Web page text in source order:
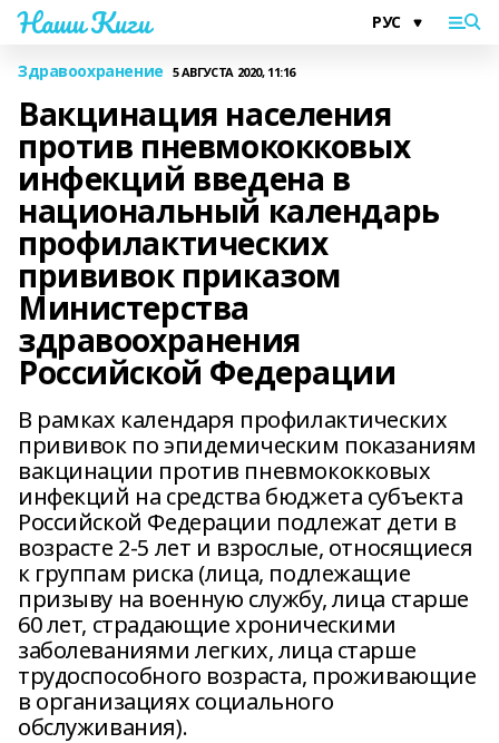
Наши Киги
Здравоохранение 5 АВГУСТА 2020, 11:16
Вакцинация населения
против пневмококковых
инфекций введена в
национальный календарь
профилактических
прививок приказом
Министерства
здравоохранения
Российской Федерации
В рамках календаря профилактических
прививок по эпидемическим показаниям
вакцинации против пневмококковых
инфекций на средства бюджета субъекта
Российской Федерации подлежат дети в
возрасте 2-5 лет и взрослые, относящиеся
к группам риска (лица, подлежащие
призыву на военную службу, лица старше
60 лет, страдающие хроническими
заболеваниями легких, лица старше
трудоспособного возраста, проживающие
в организациях социального
обслуживания).